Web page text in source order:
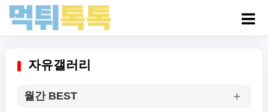
자유갤러리
월간 BEST